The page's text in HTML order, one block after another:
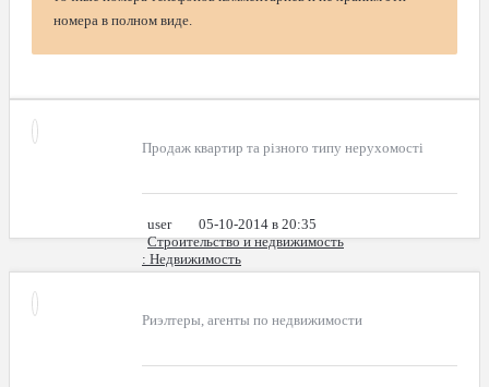
номера в полном виде.
Продаж квартир та різного типу нерухомості
user
05-10-2014 в 20:35
Строительство и недвижимость
: Недвижимость
Риэлтеры, агенты по недвижимости